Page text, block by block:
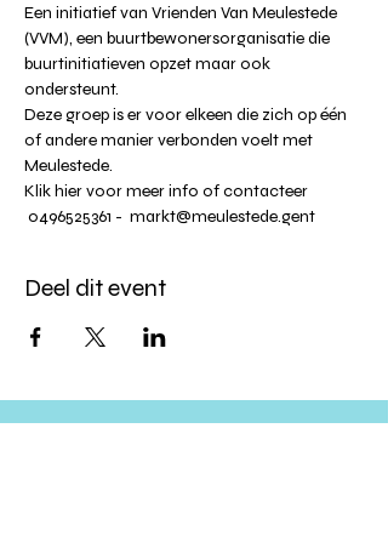
Een initiatief van Vrienden Van Meulestede
(VVM), een buurtbewonersorganisatie die
buurtinitiatieven opzet maar ook
ondersteunt.
Deze groep is er voor elkeen die zich op één
of andere manier verbonden voelt met
Meulestede.
Klik hier voor meer info of contacteer
0496525361 - markt@meulestede.gent
Deel dit event